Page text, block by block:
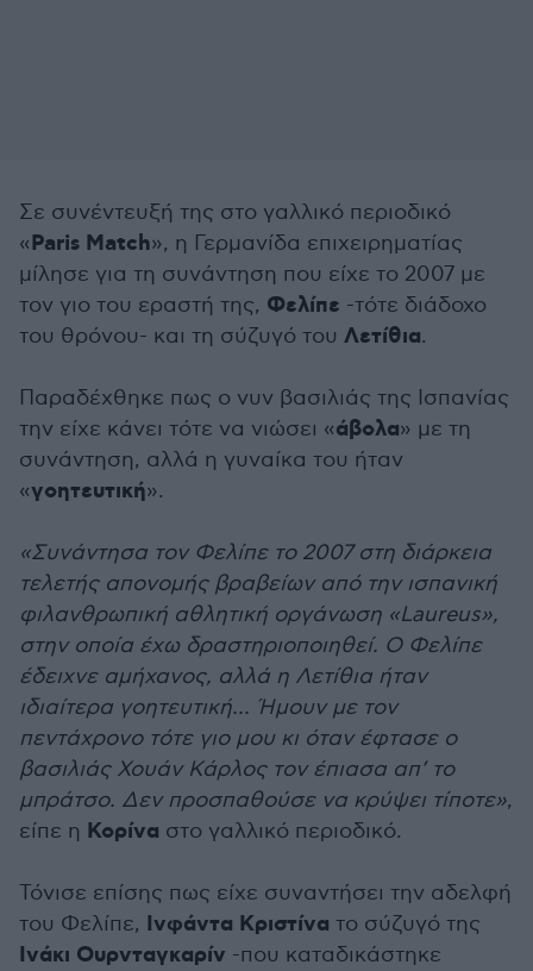
Σε συνέντευξή της στο γαλλικό περιοδικό
«Paris Match», η Γερμανίδα επιχειρηματίας
μίλησε για τη συνάντηση που είχε το 2007 με
τον γιο του εραστή της, Φελίπε -τότε διάδοχο
του θρόνου- και τη σύζυγό του Λετίθια.
Παραδέχθηκε πως ο νυν βασιλιάς της Ισπανίας
την είχε κάνει τότε να νιώσει «άβολα» με τη
συνάντηση, αλλά η γυναίκα του ήταν
«γοητευτική».
«Συνάντησα τον Φελίπε το 2007 στη διάρκεια
τελετής απονομής βραβείων από την ισπανική
φιλανθρωπική αθλητική οργάνωση «Laureus»,
στην οποία έχω δραστηριοποιηθεί. Ο Φελίπε
έδειχνε αμήχανος, αλλά η Λετίθια ήταν
ιδιαίτερα γοητευτική... Ήμουν με τον
πεντάχρονο τότε γιο μου κι όταν έφτασε ο
βασιλιάς Χουάν Κάρλος τον έπιασα απ’ το
μπράτσο. Δεν προσπαθούσε να κρύψει τίποτε»,
είπε η Κορίνα στο γαλλικό περιοδικό.
Τόνισε επίσης πως είχε συναντήσει την αδελφή
του Φελίπε, Ινφάντα Κριστίνα το σύζυγό της
Ινάκι Ουρνταγκαρίν -που καταδικάστηκε